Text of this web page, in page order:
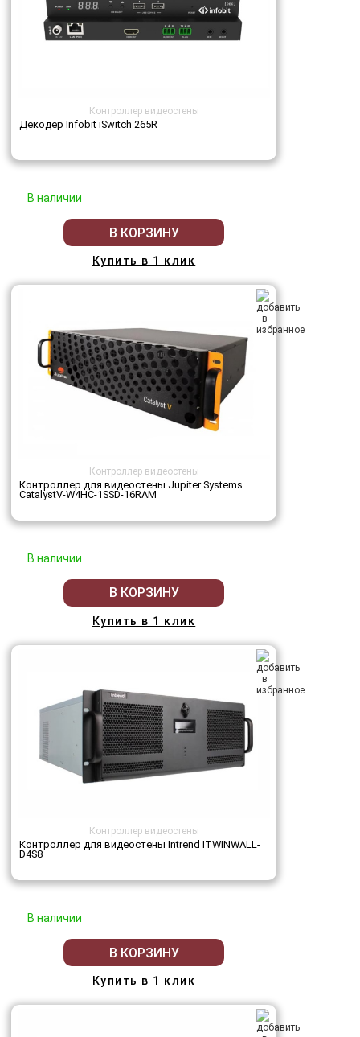
Контроллер видеостены
Декодер Infobit iSwitch 265R
В наличии
В КОРЗИНУ
Купить в 1 клик
Контроллер видеостены
Контроллер для видеостены Jupiter Systems
CatalystV-W4HC-1SSD-16RAM
В наличии
В КОРЗИНУ
Купить в 1 клик
Контроллер видеостены
Контроллер для видеостены Intrend ITWINWALL-
D4S8
В наличии
В КОРЗИНУ
Купить в 1 клик